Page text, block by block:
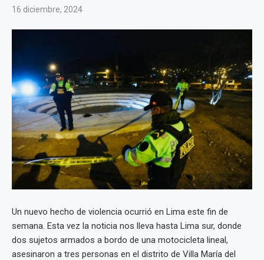
16 diciembre, 2024
Un nuevo hecho de violencia ocurrió en Lima este fin de
semana. Esta vez la noticia nos lleva hasta Lima sur, donde
dos sujetos armados a bordo de una motocicleta lineal,
asesinaron a tres personas en el distrito de Villa María del